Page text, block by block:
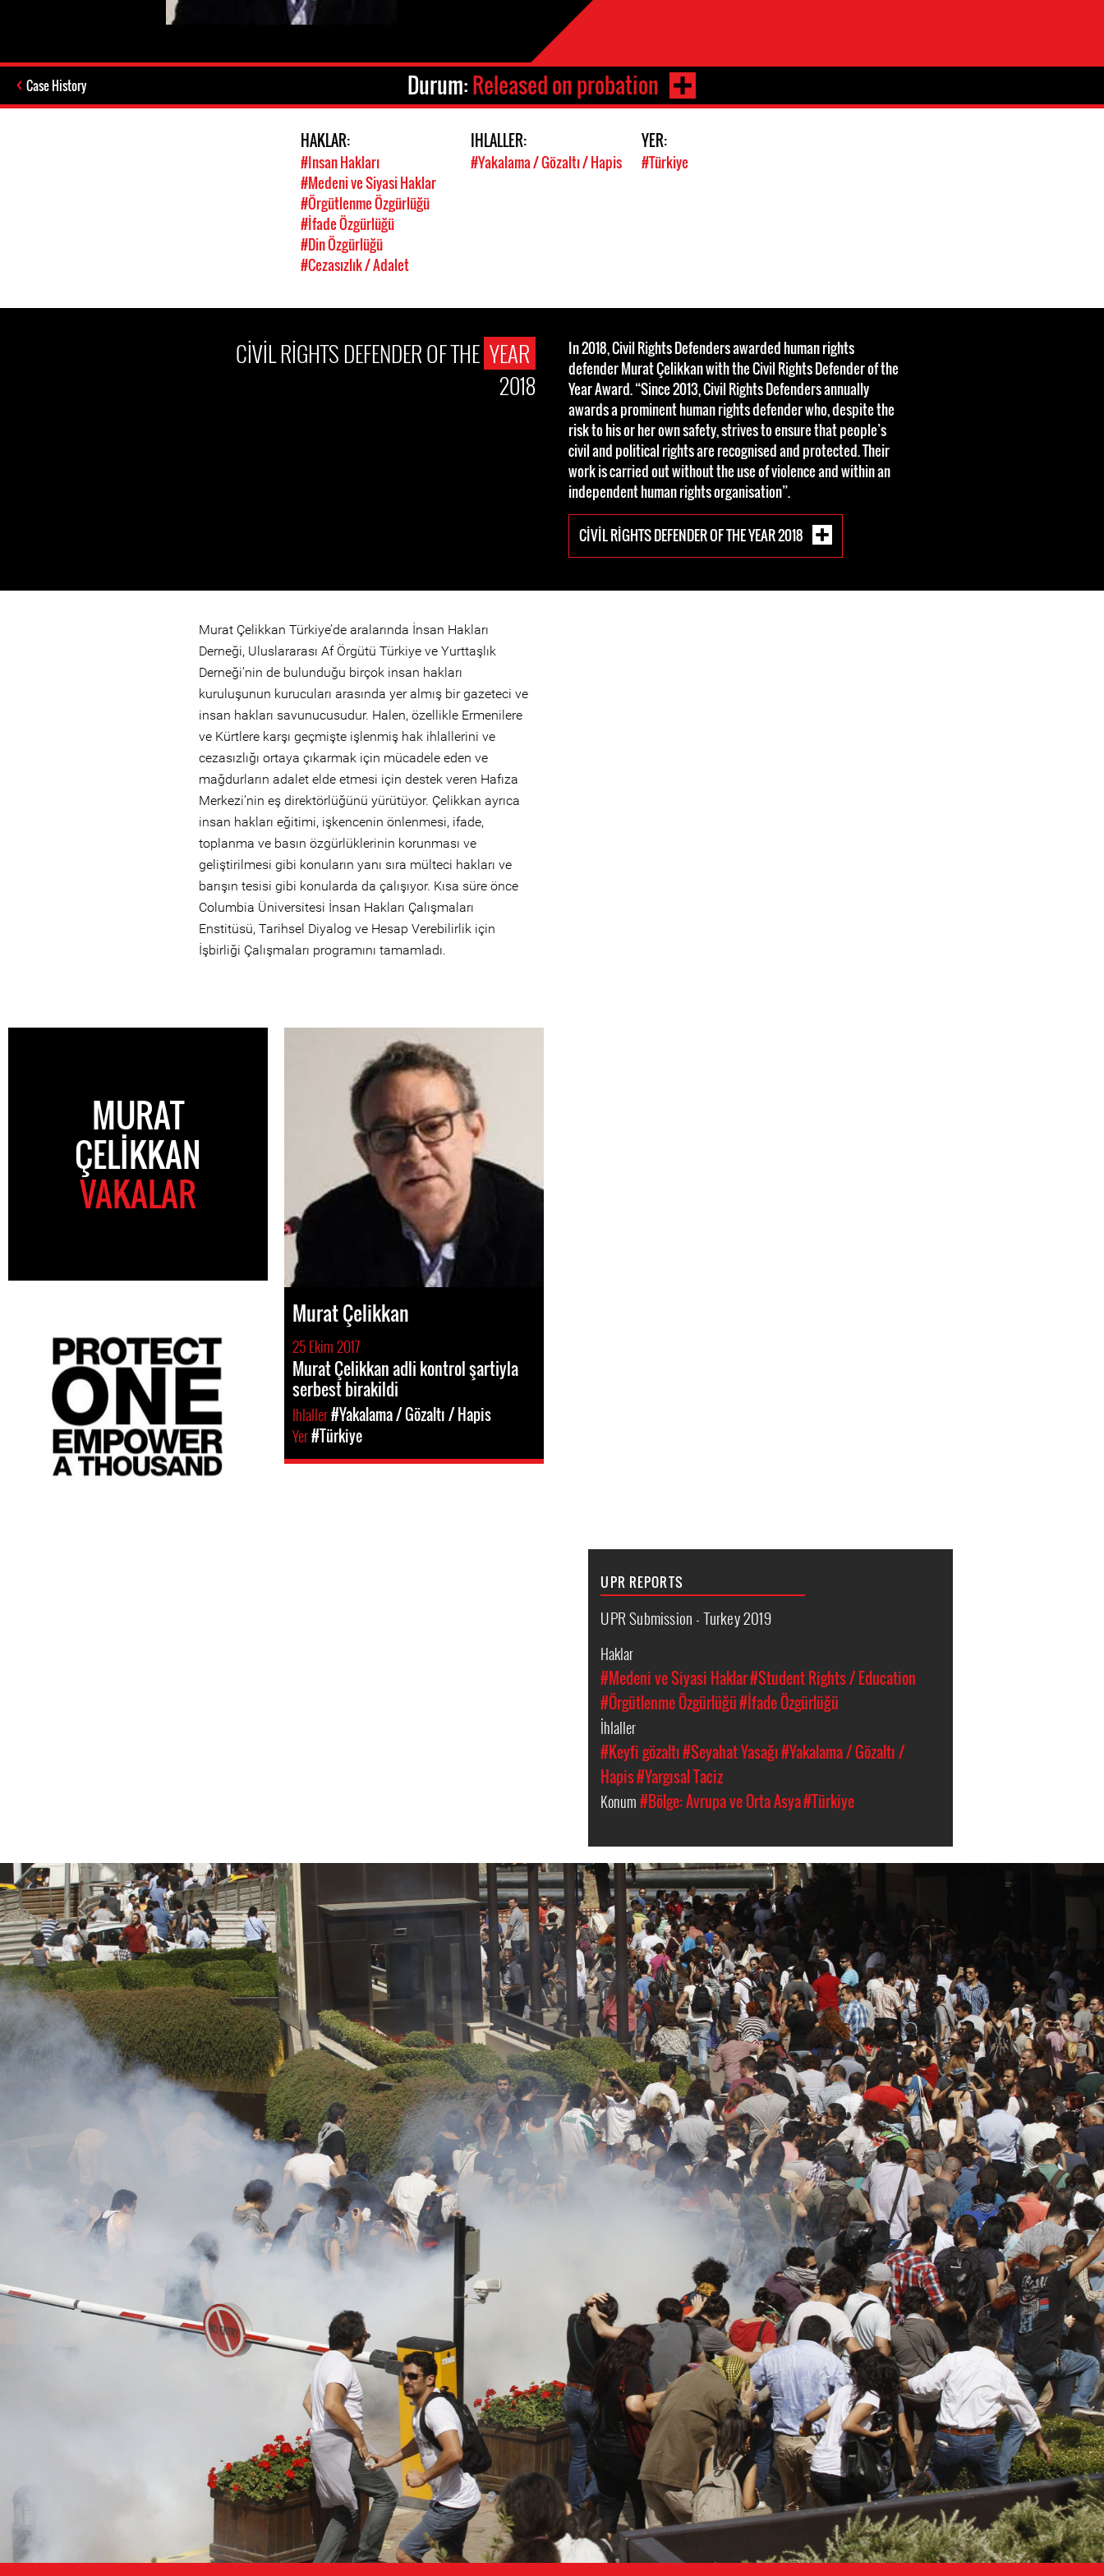
Case History Durum:Released on probation
HAKLAR:
#Insan Hakları
#Medeni ve Siyasi Haklar
#Örgütlenme Özgürlüğü
#İfade Özgürlüğü
#Din Özgürlüğü
#Cezasızlık / Adalet
IHLALLER:
#Yakalama / Gözaltı / Hapis
YER:
#Türkiye
CIVIL RIGHTS DEFENDER OF THE YEAR
2018
In 2018, Civil Rights Defenders awarded human rights
defender Murat Çelikkan with the Civil Rights Defender of the
Year Award. “Since 2013, Civil Rights Defenders annually
awards a prominent human rights defender who, despite the
risk to his or her own safety, strives to ensure that people’s
civil and political rights are recognised and protected. Their
work is carried out without the use of violence and within an
independent human rights organisation”.
CIVIL RIGHTS DEFENDER OF THE YEAR 2018
Murat Çelikkan Türkiye’de aralarında İnsan Hakları
Derneği, Uluslararası Af Örgütü Türkiye ve Yurttaşlık
Derneği’nin de bulunduğu birçok insan hakları
kuruluşunun kurucuları arasında yer almış bir gazeteci ve
insan hakları savunucusudur. Halen, özellikle Ermenilere
ve Kürtlere karşı geçmişte işlenmiş hak ihlallerini ve
cezasızlığı ortaya çıkarmak için mücadele eden ve
mağdurların adalet elde etmesi için destek veren Hafıza
Merkezi’nin eş direktörlüğünü yürütüyor. Çelikkan ayrıca
insan hakları eğitimi, işkencenin önlenmesi, ifade,
toplanma ve basın özgürlüklerinin korunması ve
geliştirilmesi gibi konuların yanı sıra mülteci hakları ve
barışın tesisi gibi konularda da çalışıyor. Kısa süre önce
Columbia Üniversitesi İnsan Hakları Çalışmaları
Enstitüsü, Tarihsel Diyalog ve Hesap Verebilirlik için
İşbirliği Çalışmaları programını tamamladı.
MURAT
ÇELIKKAN
VAKALAR
Murat Çelikkan
25 Ekim 2017
Murat Çelikkan adli kontrol şartiyla
serbest birakildi
Ihlaller#Yakalama / Gözaltı / Hapis
Yer#Türkiye
UPR REPORTS
UPR Submission - Turkey 2019
Haklar
#Medeni ve Siyasi Haklar#Student Rights / Education
#Örgütlenme Özgürlüğü#İfade Özgürlüğü
İhlaller
#Keyfi gözaltı#Seyahat Yasağı#Yakalama / Gözaltı /
Hapis#Yargısal Taciz
Konum#Bölge: Avrupa ve Orta Asya#Türkiye
#Turkey-
protest-
context.jpg